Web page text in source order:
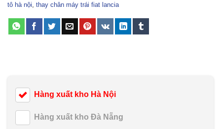
tô hà nội thay chân máy trái fiat lancia
Hàng xuất kho Hà Nội
Hàng xuất kho Đà Nẵng